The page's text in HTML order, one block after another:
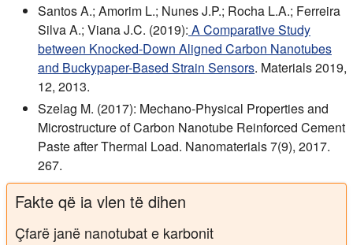
Santos A.; Amorim L.; Nunes J.P.; Rocha L.A.; Ferreira
Silva A.; Viana J.C. (2019): A Comparative Study
between Knocked-Down Aligned Carbon Nanotubes
and Buckypaper-Based Strain Sensors. Materials 2019,
12, 2013.
Szelag M. (2017): Mechano-Physical Properties and
Microstructure of Carbon Nanotube Reinforced Cement
Paste after Thermal Load. Nanomaterials 7(9), 2017.
267.
Fakte që ia vlen të dihen
Çfarë janë nanotubat e karbonit